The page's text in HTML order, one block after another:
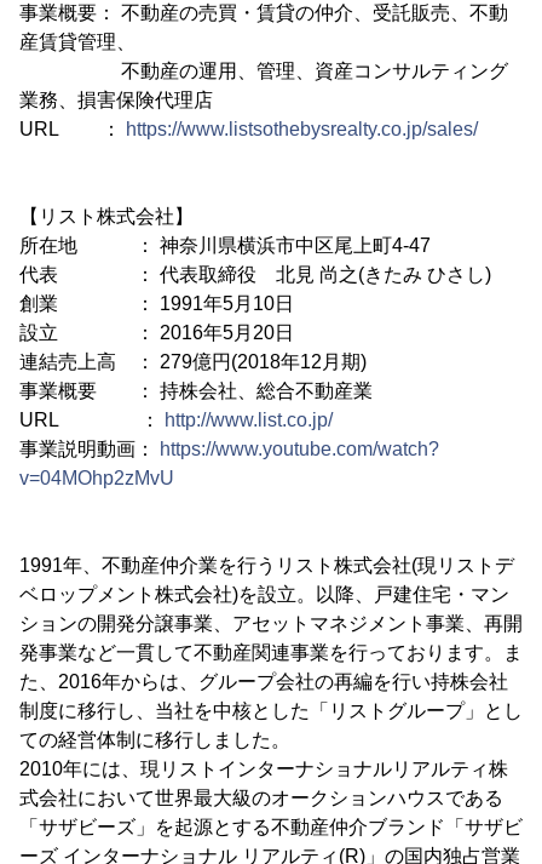
事業概要： 不動産の売買・賃貸の仲介、受託販売、不動
産賃貸管理、
不動産の運用、管理、資産コンサルティング
業務、損害保険代理店
URL ：
https://www.listsothebysrealty.co.jp/sales/
【リスト株式会社】
所在地 ： 神奈川県横浜市中区尾上町4-47
代表 ： 代表取締役 北見 尚之(きたみ ひさし)
創業 ： 1991年5月10日
設立 ： 2016年5月20日
連結売上高 ： 279億円(2018年12月期)
事業概要 ： 持株会社、総合不動産業
URL ：
http://www.list.co.jp/
事業説明動画：
https://www.youtube.com/watch?
v=04MOhp2zMvU
1991年、不動産仲介業を行うリスト株式会社(現リストデ
ベロップメント株式会社)を設立。以降、戸建住宅・マン
ションの開発分譲事業、アセットマネジメント事業、再開
発事業など一貫して不動産関連事業を行っております。ま
た、2016年からは、グループ会社の再編を行い持株会社
制度に移行し、当社を中核とした「リストグループ」とし
ての経営体制に移行しました。
2010年には、現リストインターナショナルリアルティ株
式会社において世界最大級のオークションハウスである
「サザビーズ」を起源とする不動産仲介ブランド「サザビ
ーズ インターナショナル リアルティ(R)」の国内独占営業